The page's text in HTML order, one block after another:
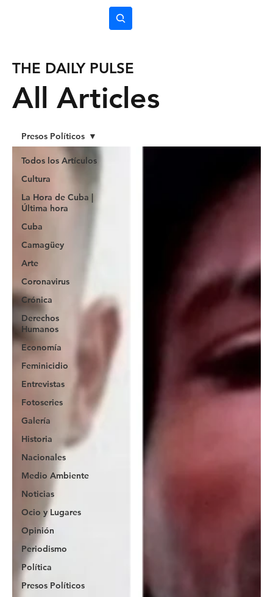
All Articles
THE DAILY PULSE
Todos los Artículos
Cultura
La Hora de Cuba |
Última hora
Cuba
Camagüey
Arte
Coronavirus
Crónica
Derechos
Humanos
Economía
Feminicidio
Entrevistas
Fotoseries
Galería
Historia
Nacionales
Medio Ambiente
Noticias
Ocio y Lugares
Opinión
Periodismo
Política
Presos Políticos
Presos Políticos